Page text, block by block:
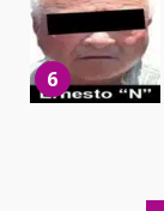
7